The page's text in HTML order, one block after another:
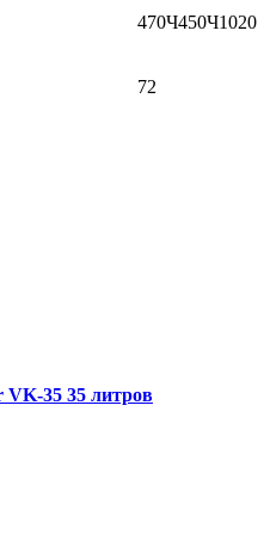
470Ч450Ч1020
72
VK-35 35 литров